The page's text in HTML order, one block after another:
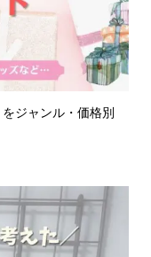
ジャンル・価格別